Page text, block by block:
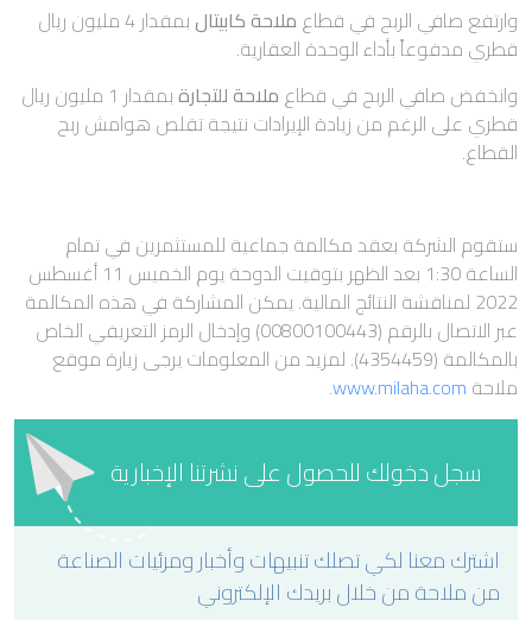
وارتفع صافي الربح في قطاع ملاحة كابيتال
بمقدار 4 مليون ريال
قطري مدفوعاً بأداء الوحدة العقارية.
وانخفض صافي الربح في قطاع ملاحة للتجارة
بمقدار 1 مليون ريال
قطري على الرغم من زيادة الإيرادات نتيجة تقلص هوامش ربح
القطاع.
ستقوم الشركة بعقد مكالمة جماعية للمستثمرين في تمام
الساعة 1:30 بعد الظهر بتوقيت الدوحة يوم الخميس 11 أغسطس
2022 لمناقشة النتائج المالية. يمكن المشاركة في هذه المكالمة
عبر الاتصال بالرقم (00800100443) وإدخال الرمز التعريفي الخاص
بالمكالمة (4354459). لمزيد من المعلومات يرجى زيارة موقع
ملاحة www.milaha.com
.
سجل دخولك للحصول على نشرتنا الإخبارية
اشترك معنا لكي تصلك تنبيهات وأخبار ومرئيات الصناعة
من ملاحة من خلال بريدك الإلكتروني